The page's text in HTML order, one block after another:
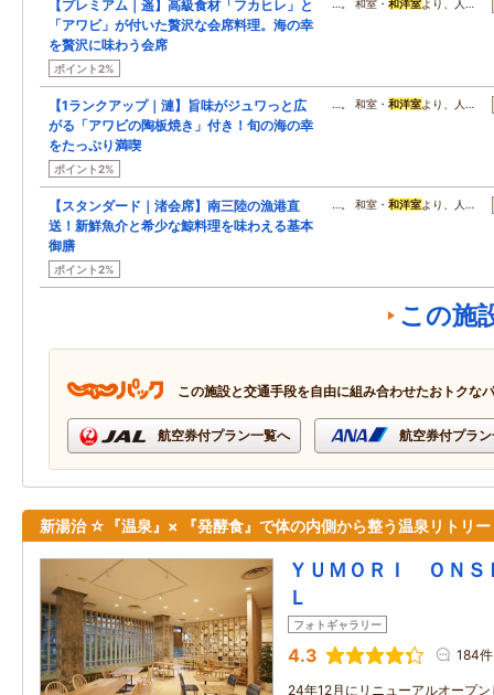
【プレミアム｜遥】高級食材「フカヒレ」と
「アワビ」が付いた贅沢な会席料理。海の幸
を贅沢に味わう会席
ポイント2%
…。 和室・和洋室より、人…
【1ランクアップ｜漣】旨味がジュワっと広
がる「アワビの陶板焼き」付き！旬の海の幸
をたっぷり満喫
ポイント2%
…。 和室・和洋室より、人…
【スタンダード｜渚会席】南三陸の漁港直
送！新鮮魚介と希少な鯨料理を味わえる基本
御膳
ポイント2%
…。 和室・和洋室より、人…
この施
この施設と交通手段を自由に組み合わせたおトクな
航空券付プラン一覧へ 航空券付プラ
新湯治 ☆『温泉』× 『発酵食』で体の内側から整う温泉リトリー
ＹＵＭＯＲＩ ＯＮ
Ｌ
フォトギャラリー
4.3 184件
24年12月にリニューアルオープ